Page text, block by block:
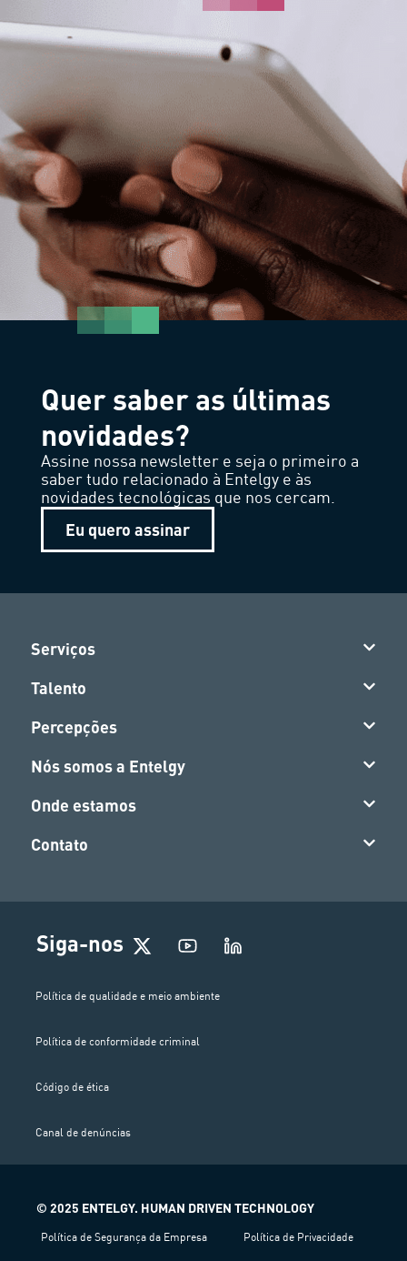
Quer saber as últimas
novidades?
Assine nossa newsletter e seja o primeiro a
saber tudo relacionado à Entelgy e às
novidades tecnológicas que nos cercam.
Eu quero assinar
Serviços
Talento
Percepções
Nós somos a Entelgy
Onde estamos
Contato
Siga-nos
Política de qualidade e meio ambiente
Política de conformidade criminal
Código de ética
Canal de denúncias
© 2025 ENTELGY. HUMAN DRIVEN TECHNOLOGY
Política de Segurança da Empresa Política de Privacidade